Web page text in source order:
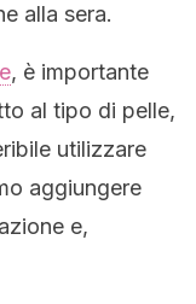
alla sera.
, è importante
al tipo di pelle,
utilizzare
aggiungere
e,